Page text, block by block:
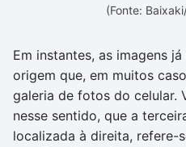
(Fonte:
Em instantes, as imagens
origem que, em muitos
galeria de fotos do celular.
nesse sentido, que a
localizada à direita, refere-